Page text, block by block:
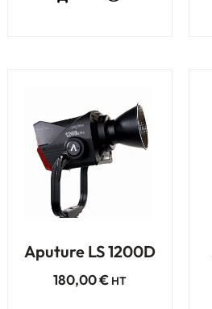
Aputure LS 1200D
180,00€ HT